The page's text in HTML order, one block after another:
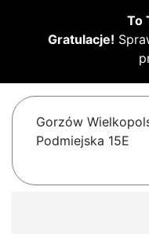
To
Gratulacje!
Gorzów
Podmiejska 15E